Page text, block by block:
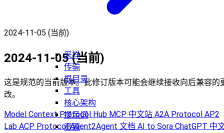
采样
传输
根目录
工具
核心架构
提示词
资源
2024-11-05 (当前)
2024-11-05 (当前)
这是规范的当前版本。此修订版本可能会继续接收向后兼容的
改。
Model Context Protocol Hub MCP 中文站 A2A Protocol AP2
Lab ACP ProtocolAgent2Agent 文档 AI to Sora ChatGPT 中